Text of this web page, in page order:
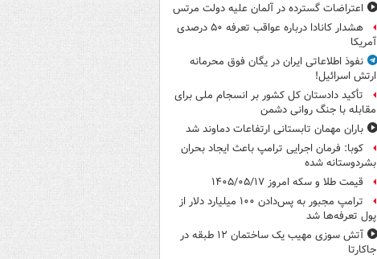
اعتراضات گسترده در آلمان علیه دولت مرتس
هشدار کانادا درباره عواقب تعرفه ۵۰ درصدی
آمریکا
نفوذ اطلاعاتی ایران در یگان فوق محرمانه
ارتش اسرائیل!
تأکید دادستان کل کشور بر انسجام ملی برای
مقابله با جنگ روانی دشمن
باران مهمان تابستانی ارتفاعات دماوند شد
کوبا: فرمان اجرایی ترامپ باعث ایجاد بحران
بشردوستانه شده
قیمت طلا و سکه امروز ۱۴۰۵/۰۵/۱۷
ترامپ مجبور به پس‌دادن ۱۰۰ میلیارد دلار از
پول تعرفه‌ها شد
آتش سوزی مهیب یک ساختمان ۱۲ طبقه در
جاکارتا